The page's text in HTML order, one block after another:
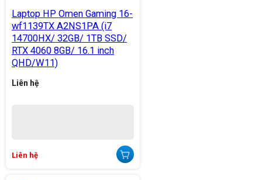
Laptop HP Omen Gaming 16-
wf1139TX A2NS1PA (i7
14700HX/ 32GB/ 1TB SSD/
RTX 4060 8GB/ 16.1 inch
QHD/W11)
Liên hệ
Liên hệ